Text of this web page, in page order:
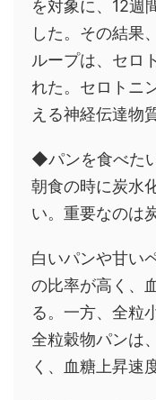
を対象に、12週
した。その結果
ループは、セロ
れた。セロトニ
える神経伝達物
◆パンを食べた
朝食の時に炭水
い。重要なのは
白いパンや甘い
の比率が高く、
る。一方、全粒
全粒穀物パンは
く、血糖上昇速